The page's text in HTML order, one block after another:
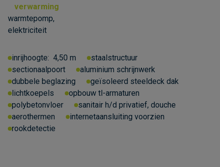
verwarming
warmtepomp,
elektriciteit
inrijhoogte: 4,50 m
staalstructuur
sectionaalpoort
aluminium schrijnwerk
dubbele beglazing
geïsoleerd steeldeck dak
lichtkoepels
opbouw tl-armaturen
polybetonvloer
sanitair h/d privatief, douche
aerothermen
internetaansluiting voorzien
rookdetectie